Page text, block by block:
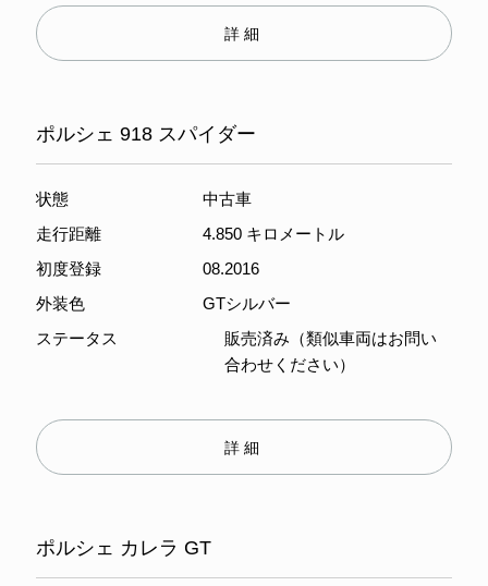
詳細
ポルシェ 918 スパイダー
状態
中古車
走行距離
4.850 キロメートル
初度登録
08.2016
外装色
GTシルバー
ステータス
販売済み（類似車両はお問い
合わせください）
詳細
ポルシェ カレラ GT